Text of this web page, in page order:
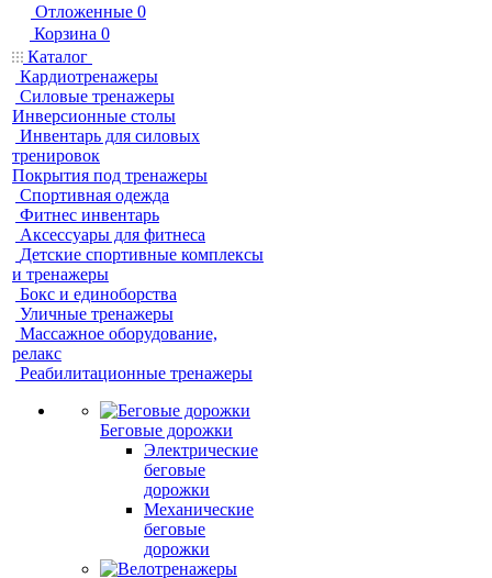
Отложенные 0
Корзина 0
Каталог
Кардиотренажеры
Силовые тренажеры
Инверсионные столы
Инвентарь для силовых
тренировок
Покрытия под тренажеры
Спортивная одежда
Фитнес инвентарь
Аксессуары для фитнеса
Детские спортивные комплексы
и тренажеры
Бокс и единоборства
Уличные тренажеры
Массажное оборудование,
релакс
Реабилитационные тренажеры
Беговые дорожки
Электрические
беговые
дорожки
Механические
беговые
дорожки